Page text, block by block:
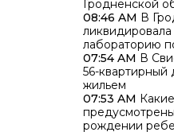
Гродненской
08:46 AM В
лабораторию
каннабиса
07:54 AM В
56-
жильем
07:53 AM
рождении